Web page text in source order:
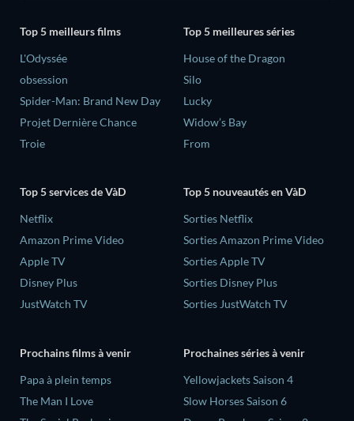
Top 5 meilleurs films
L'Odyssée
obsession
Spider-Man: Brand New Day
Projet Dernière Chance
Troie
Top 5 meilleures séries
House of the Dragon
Silo
Lucky
Widow’s Bay
From
Top 5 services de VàD
Netflix
Amazon Prime Video
Apple TV
Disney Plus
JustWatch TV
Top 5 nouveautés en VàD
Sorties Netflix
Sorties Amazon Prime Video
Sorties Apple TV
Sorties Disney Plus
Sorties JustWatch TV
Prochains films à venir
‎Papa à plein temps
The Man I Love
Prochaines séries à venir
Yellowjackets Saison 4
Slow Horses Saison 6